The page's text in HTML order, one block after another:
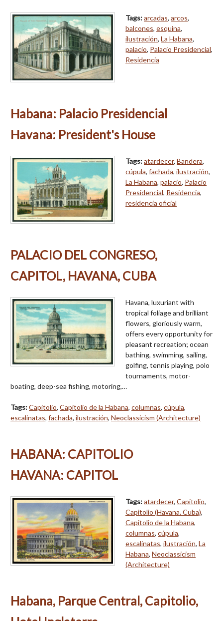
Tags:arcadas, arcos,
balcones, esquina,
ilustración, La Habana,
palacio, Palacio Presidencial,
Residencia
Habana: Palacio Presidencial
Havana: President's House
Tags:atardecer, Bandera,
cúpula, fachada, ilustración,
La Habana, palacio, Palacio
Presidencial, Residencia,
residencia oficial
PALACIO DEL CONGRESO,
CAPITOL, HAVANA, CUBA
Havana, luxuriant with
tropical foliage and brilliant
flowers, gloriously warm,
offers every opportunity for
pleasant recreation; ocean
bathing, swimming, sailing,
golfing, tennis playing, polo
tournaments, motor-
boating, deep-sea fishing, motoring,…
Tags:Capitolio, Capitolio de la Habana, columnas, cúpula,
escalinatas, fachada, ilustración, Neoclassicism (Architecture)
HABANA: CAPITOLIO
HAVANA: CAPITOL
Tags:atardecer, Capitolio,
Capitolio (Havana. Cuba),
Capitolio de la Habana,
columnas, cúpula,
escalinatas, ilustración, La
Habana, Neoclassicism
(Architecture)
Habana, Parque Central, Capitolio,